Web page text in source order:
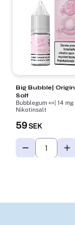
Big Bubble|
Salt
Bubblegum 🍬| 14 mg - 10ml|
Nikotinsalt
59 SEK